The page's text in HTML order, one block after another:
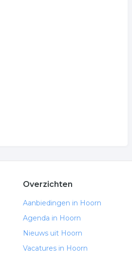
Overzichten
Aanbiedingen in Hoorn
Agenda in Hoorn
Nieuws uit Hoorn
Vacatures in Hoorn